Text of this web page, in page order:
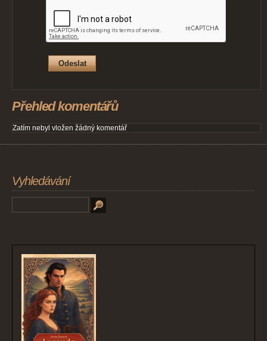
Přehled komentářů
Zatím nebyl vložen žádný komentář
Vyhledávání